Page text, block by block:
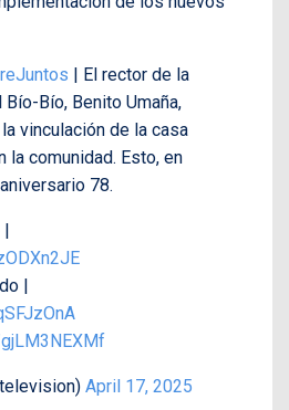
| El rector de la
Bío, Benito Umaña,
vinculación de la casa
la comunidad. Esto, en
78.
|
April 17, 2025